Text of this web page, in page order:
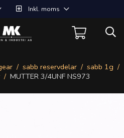
Inkl. moms
sabb reservdelar
sabb 1g
MUTTER 3/4UNF NS973